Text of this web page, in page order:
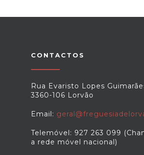
CONTACTOS
Rua Evaristo Lopes
3360-106 Lorvão
Email:
Telemóvel: 927 263 099
a rede móvel nacional)